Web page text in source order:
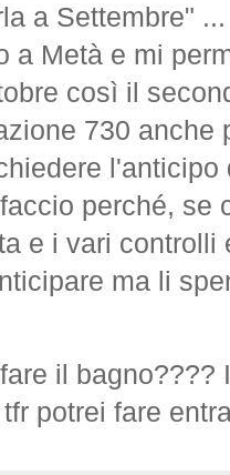
a Settembre"
a Metà e mi
così il
730 anche
perché, se
e i vari
ma li
il
potrei fare